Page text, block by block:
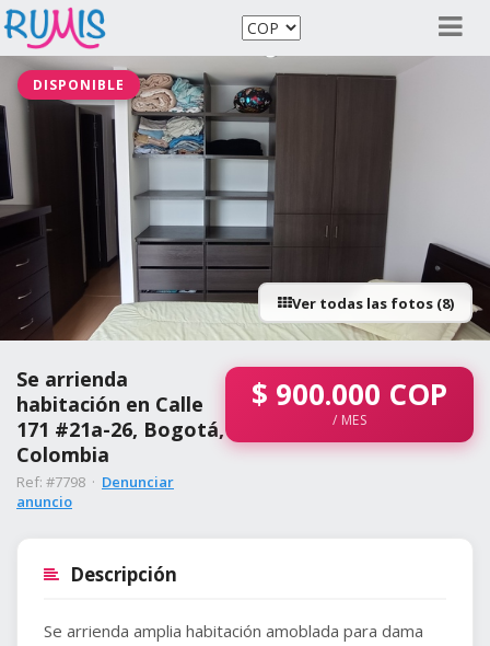
DISPONIBLE
Ver todas las fotos (8)
Se arrienda
habitación en Calle
171 #21a-26, Bogotá,
Colombia
Ref: #7798 · Denunciar
anuncio
$ 900.000 COP
/ MES
Descripción
Se arrienda amplia habitación amoblada para dama